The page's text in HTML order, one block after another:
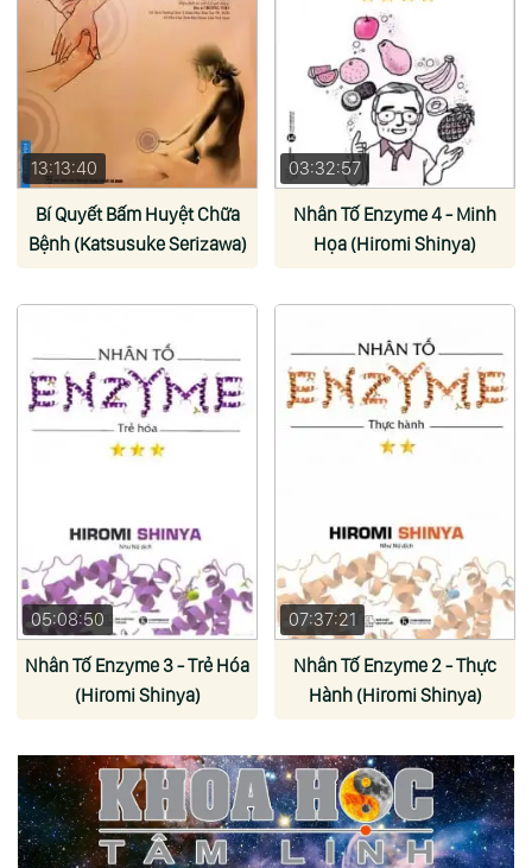
13:13:40
Bí Quyết Bấm Huyệt Chữa
Bệnh (Katsusuke Serizawa)
03:32:57
Nhân Tố Enzyme 4 - Minh
Họa (Hiromi Shinya)
05:08:50
Nhân Tố Enzyme 3 - Trẻ Hóa
(Hiromi Shinya)
07:37:21
Nhân Tố Enzyme 2 - Thực
Hành (Hiromi Shinya)